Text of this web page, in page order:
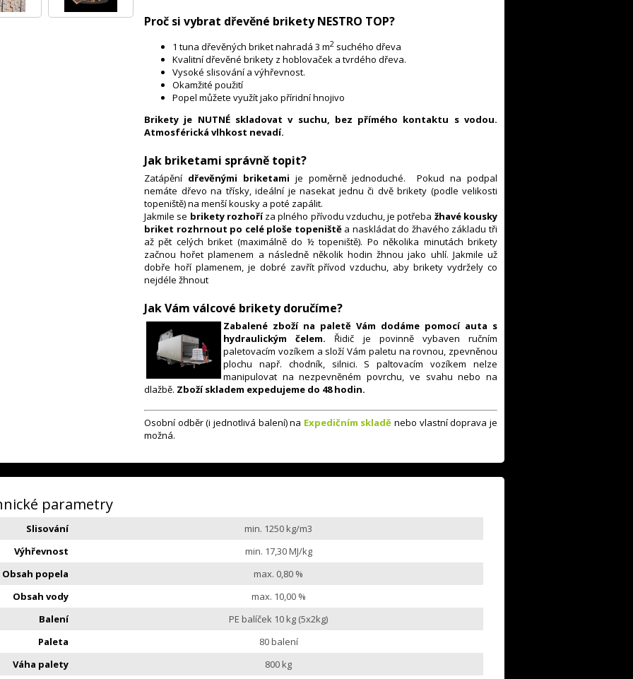
Proč si vybrat dřevěné brikety NESTRO TOP?
1 tuna dřevěných briket nahradá 3 m2 suchého dřeva
Kvalitní dřevěné brikety z hoblovaček a tvrdého dřeva.
Vysoké slisování a výhřevnost.
Okamžité použití
Popel můžete využít jako příridní hnojivo
Brikety je NUTNÉ skladovat v suchu, bez přímého kontaktu s vodou.
Atmosférická vlhkost nevadí.
Jak briketami správně topit?
Zatápění dřevěnými briketami je poměrně jednoduché. Pokud na podpal
nemáte dřevo na třísky, ideální je nasekat jednu či dvě brikety (podle velikosti
topeniště) na menší kousky a poté zapálit.
Jakmile se brikety rozhoříza plného přívodu vzduchu, je potřeba žhavé kousky
briket rozhrnout po celé ploše topeništěa naskládat do žhavého základu tři
až pět celých briket (maximálně do ½ topeniště). Po několika minutách brikety
začnou hořet plamenem a následně několik hodin žhnou jako uhlí. Jakmile už
dobře hoří plamenem, je dobré zavřít přívod vzduchu, aby brikety vydržely co
nejdéle žhnout
Jak Vám válcové brikety doručíme?
​Zabalené zboží na paletě Vám dodáme pomocí auta s
hydraulickým čelem. Řidič je povinně vybaven ručním
paletovacím vozíkem a složí Vám paletu na rovnou, zpevněnou
plochu např. chodník, silnici. S paltovacím vozíkem nelze
manipulovat na nezpevněném povrchu, ve svahu nebo na
dlažbě. Zboží skladem expedujeme do 48 hodin.
Osobní odběr (i jednotlivá balení) na Expedičním skladě nebo vlastní doprava je
možná.
parametry
Slisování
min. 1250 kg/m3
Výhřevnost
min. 17,30 MJ/kg
Obsah popela
max. 0,80 %
Obsah vody
max. 10,00 %
Balení
PE balíček 10 kg (5x2kg)
Paleta
80 balení
Váha palety
800 kg